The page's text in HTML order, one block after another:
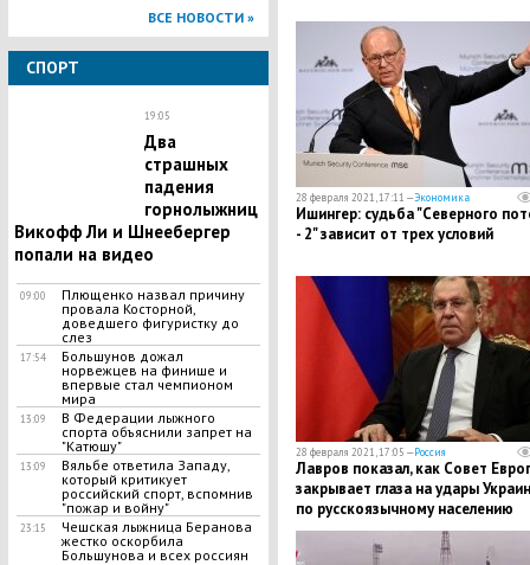
ВСЕ НОВОСТИ »
СПОРТ
19:05
Два
страшных
падения
горнолыжниц
Викофф Ли и Шнеебергер
попали на видео
09:00
Плющенко назвал причину
провала Косторной,
доведшего фигуристку до
слез
17:54
Большунов дожал
норвежцев на финише и
впервые стал чемпионом
мира
13:09
​В Федерации лыжного
спорта объяснили запрет на
"Катюшу"
13:09
​Вяльбе ответила Западу,
который критикует
российский спорт, вспомнив
"пожар и войну"
23:15
Чешская лыжница Беранова
жестко оскорбила
Большунова и всех россиян
28 февраля 2021, 17:11 —Экономика
Ишингер: судьба "Северного
- 2" зависит от трех условий
28 февраля 2021, 17:05 —Россия
Лавров показал, как Совет
закрывает глаза на удары
по русскоязычному населению